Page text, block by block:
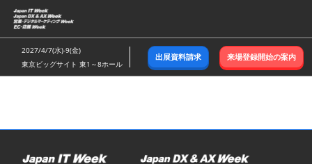
ス
キ
ッ
し
む
2027/4/7(水)-9(金)
東京ビッグサイト 東1～8ホール
出展資料請求 来場登録開始の案内